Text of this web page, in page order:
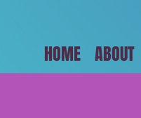
HOME ABOUT